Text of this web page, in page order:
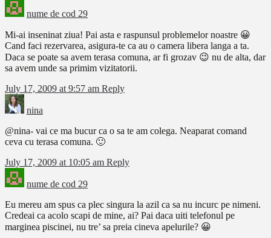
nume de cod 29
Mi-ai inseninat ziua! Pai asta e raspunsul problemelor noastre 😀
Cand faci rezervarea, asigura-te ca au o camera libera langa a ta.
Daca se poate sa avem terasa comuna, ar fi grozav 😉 nu de alta, dar
sa avem unde sa primim vizitatorii.
July 17, 2009 at 9:57 am Reply
nina
@nina- vai ce ma bucur ca o sa te am colega. Neaparat comand
ceva cu terasa comuna. 🙂
July 17, 2009 at 10:05 am Reply
nume de cod 29
Eu mereu am spus ca plec singura la azil ca sa nu incurc pe nimeni.
Credeai ca acolo scapi de mine, ai? Pai daca uiti telefonul pe
marginea piscinei, nu tre’ sa preia cineva apelurile? 😀